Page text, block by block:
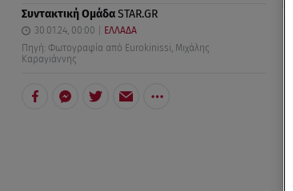
Συντακτική ΟμάδαSTAR.GR
30.01.24, 00:00
ΕΛΛΑΔΑ
Πηγή: Φωτογραφία από Eurokinissi, Μιχάλης
Καραγιάννης